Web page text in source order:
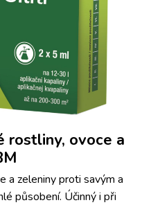
rostliny, ovoce a
a zeleniny proti savým a
působení. Účinný i při